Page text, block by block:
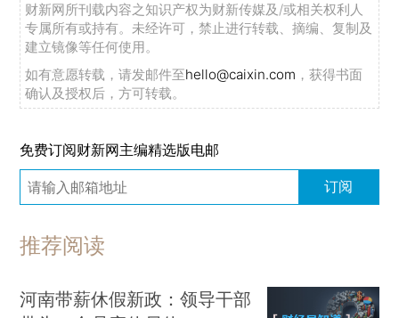
财新网所刊载内容之知识产权为财新传媒及/或相关权利人
专属所有或持有。未经许可，禁止进行转载、摘编、复制及
建立镜像等任何使用。
如有意愿转载，请发邮件至hello@caixin.com ，获得书面
确认及授权后，方可转载。
免费订阅财新网主编精选版电邮
订阅
推荐阅读
河南带薪休假新政：领导干部